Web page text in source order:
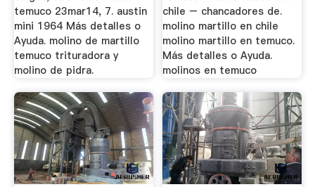
temuco 23mar14, 7. austin
mini 1964 Más detalles o
Ayuda. molino de martillo
temuco trituradora y
molino de pidra.
chile – chancadores de.
molino martillo en chile
molino martillo en temuco.
Más detalles o Ayuda.
molinos en temuco